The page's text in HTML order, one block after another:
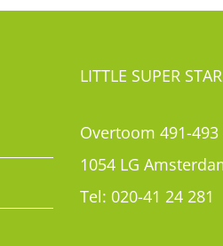
LITTLE SUPER
Overtoom 491-493
1054 LG
Tel: 020-41 24 281